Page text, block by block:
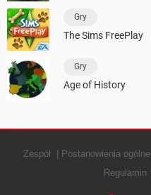
Gry
The Sims FreePlay
Gry
Age of History
Zespół Postanowienia ogólne
Regulamin